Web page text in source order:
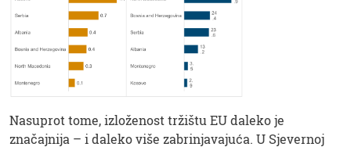
Nasuprot tome, izloženost tržištu EU daleko je
značajnija – i daleko više zabrinjavajuća. U Sjevernoj